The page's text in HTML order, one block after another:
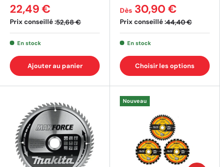
Prix conseillé :52,68 €
22,49 €
En stock
Ajouter au panier
Prix conseillé :44,40 €
Dès 30,90 €
En stock
Choisir les options
Nouveau